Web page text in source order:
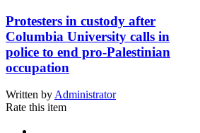
Protesters in custody after
Columbia University calls in
police to end pro-Palestinian
occupation
Written byAdministrator
Rate this item